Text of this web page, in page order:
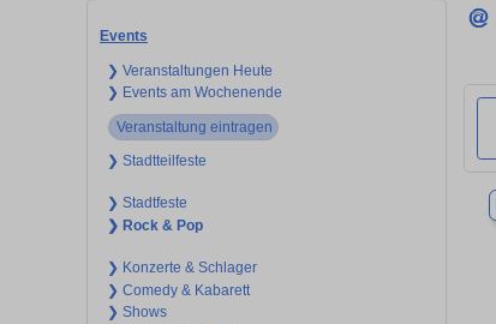
Events
❯ Veranstaltungen Heute
❯ Events am Wochenende
Veranstaltung eintragen
❯ Stadtteilfeste
❯ Stadtfeste
❯ Rock & Pop
❯ Konzerte & Schlager
❯ Comedy & Kabarett
❯ Shows